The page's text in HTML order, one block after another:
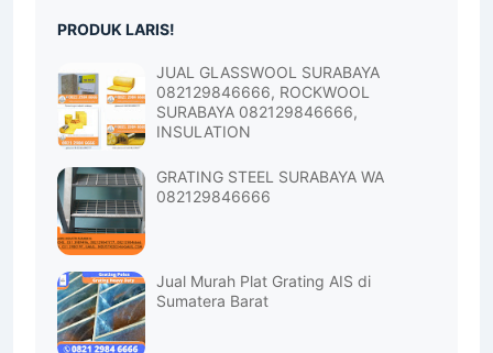
PRODUK LARIS!
JUAL GLASSWOOL SURABAYA
082129846666, ROCKWOOL
SURABAYA 082129846666,
INSULATION
GRATING STEEL SURABAYA WA
082129846666
Jual Murah Plat Grating AIS di
Sumatera Barat